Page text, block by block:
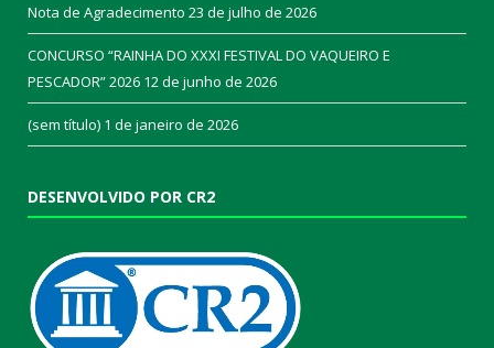
Nota de Agradecimento 23 de julho de 2026
CONCURSO “RAINHA DO XXXI FESTIVAL DO VAQUEIRO E
PESCADOR” 2026 12 de junho de 2026
(sem título) 1 de janeiro de 2026
DESENVOLVIDO POR CR2